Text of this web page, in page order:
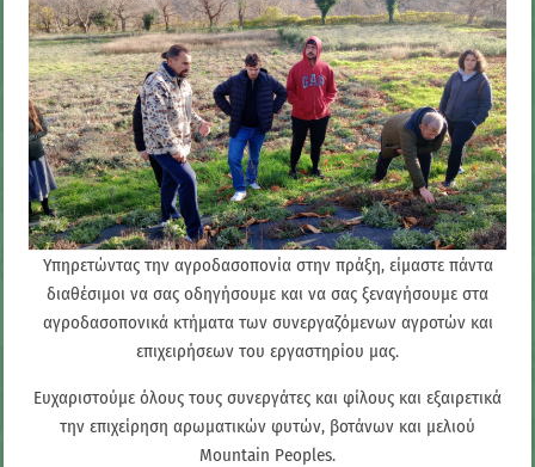
Υπηρετώντας την αγροδασοπονία στην πράξη, είμαστε πάντα
διαθέσιμοι να σας οδηγήσουμε και να σας ξεναγήσουμε στα
αγροδασοπονικά κτήματα των συνεργαζόμενων αγροτών και
επιχειρήσεων του εργαστηρίου μας.
Ευχαριστούμε όλους τους συνεργάτες και φίλους και εξαιρετικά
την επιχείρηση αρωματικών φυτών, βοτάνων και μελιού
Mountain Peoples.